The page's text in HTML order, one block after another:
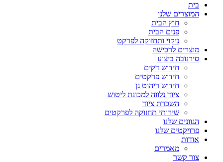
בית
המוצרים שלנו
חוץ הבית
פנים הבית
ניקוי ותחזוקה לפרקט
מוצרים לרכישה
סירנובה ביצוע
חידוש דקים
חידוש פרקטים
חידוש ריהוט גן
ציוד נלווה למכונת ליטוש
השכרת ציוד
שירותי תחזוקה לפרקטים
הגוונים שלנו
פרויקטים שלנו
אודות
מאמרים
צור קשר